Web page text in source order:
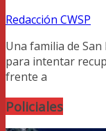
Redacción CWSP
Una familia de
para intentar
frente a
Policiales